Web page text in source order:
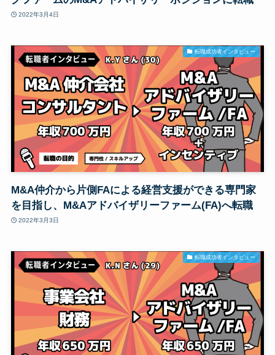
2022年3月4日
転職成功者インタビュー
M&A仲介から片側FAによる経営支援ができる専門家
を目指し、M&Aアドバイザリーファーム(FA)へ転職
2022年3月3日
転職成功者インタビュー